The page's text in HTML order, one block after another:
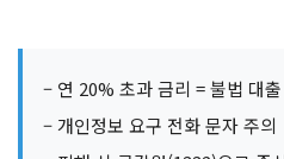
– 연 20% 초과 금리 = 불법 대출
– 개인정보 요구 전화 문자 주의